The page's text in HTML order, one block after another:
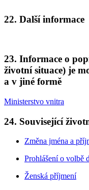
22. Další informace
23. Informace o
životní situace) je
a v jiné formě
Ministerstvo vnitra
24. Související
Změna jména a
Prohlášení o volbě
Ženská příjmení